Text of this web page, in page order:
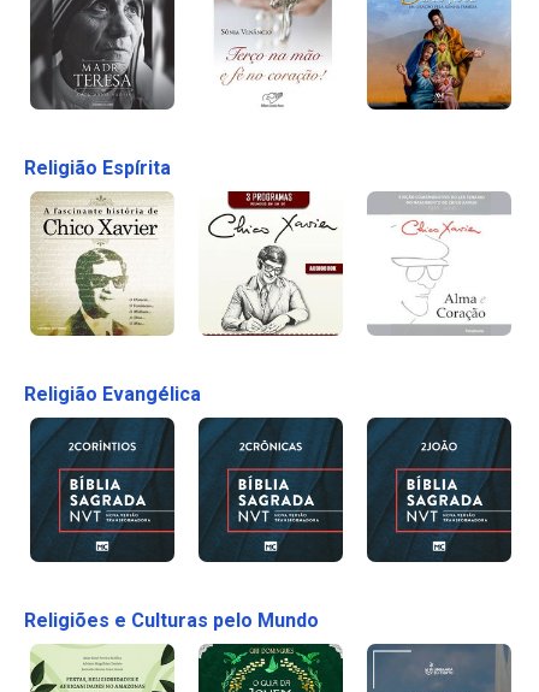
Religião Espírita
Religião Evangélica
Religiões e Culturas pelo Mundo